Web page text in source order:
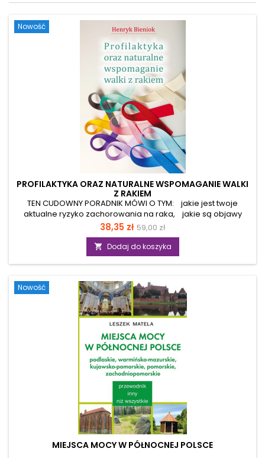
Nowość
PROFILAKTYKA ORAZ NATURALNE WSPOMAGANIE WALKI
Z RAKIEM
TEN CUDOWNY PORADNIK MÓWI O TYM: jakie jest twoje
aktualne ryzyko zachorowania na raka, jakie są objawy
raka, jakie czynniki i przyczyny decydują o zachorowalności
na raka, jak nie zachorować na raka, jak wygląda
antyrakowa, najzdrowsza dieta świata oraz pełnosprawny
styl życia, jak uzupełnić medycynę akademicką -
elementami medycyny naturalnej, jak samemu przedłużyć
KOMPENDIUM WIEDZY DLA KAŻDEGO, KTO PODJĄŁ
ODPOWIEDNIO...
Cena
38,35 zł 59,00 zł
 Dodaj do koszyka
Nowość
MIEJSCA MOCY W PÓŁNOCNEJ POLSCE